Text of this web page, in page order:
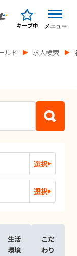
キープ中 メニュー
ルド 求人検索
選択
選択
生活
環境
こだ
わり